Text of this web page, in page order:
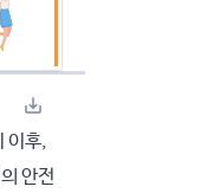
이후,
안전